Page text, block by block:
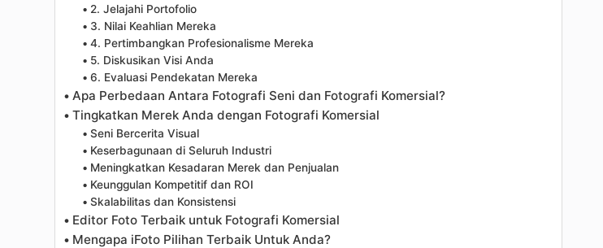
2. Jelajahi Portofolio
3. Nilai Keahlian Mereka
4. Pertimbangkan Profesionalisme Mereka
5. Diskusikan Visi Anda
6. Evaluasi Pendekatan Mereka
Apa Perbedaan Antara Fotografi Seni dan Fotografi Komersial?
Tingkatkan Merek Anda dengan Fotografi Komersial
Seni Bercerita Visual
Keserbagunaan di Seluruh Industri
Meningkatkan Kesadaran Merek dan Penjualan
Keunggulan Kompetitif dan ROI
Skalabilitas dan Konsistensi
Editor Foto Terbaik untuk Fotografi Komersial
Mengapa iFoto Pilihan Terbaik Untuk Anda?